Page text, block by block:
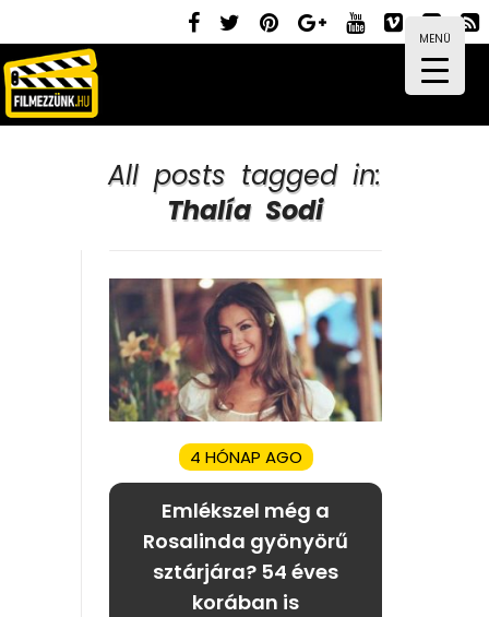
MENÜ
All posts tagged in:
Thalía Sodi
4 HÓNAP AGO
Emlékszel még a
Rosalinda gyönyörű
sztárjára? 54 éves
korában is